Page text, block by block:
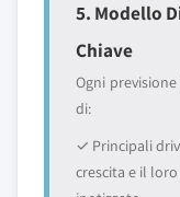
5. Modello
Chiave
Ogni
di:
✓ Principali
crescita e il